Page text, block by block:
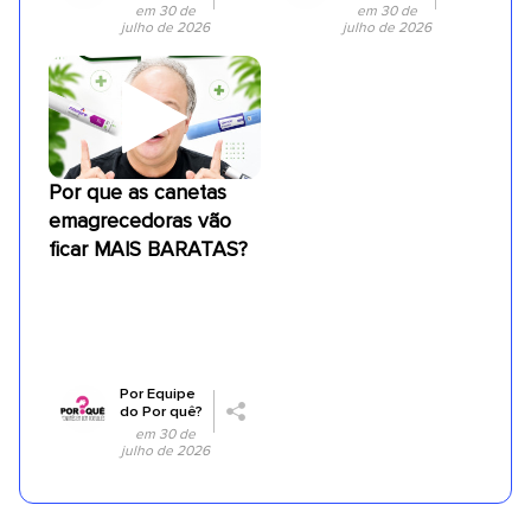
em 30 de
julho de 2026
em 30 de
julho de 2026
Por que as canetas
emagrecedoras vão
ficar MAIS BARATAS?
PorEquipe
do Por quê?
em 30 de
julho de 2026